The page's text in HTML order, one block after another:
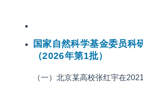
国家自然科学基金委员科
（2026年第1批）
（一）北京某高校张红宇在